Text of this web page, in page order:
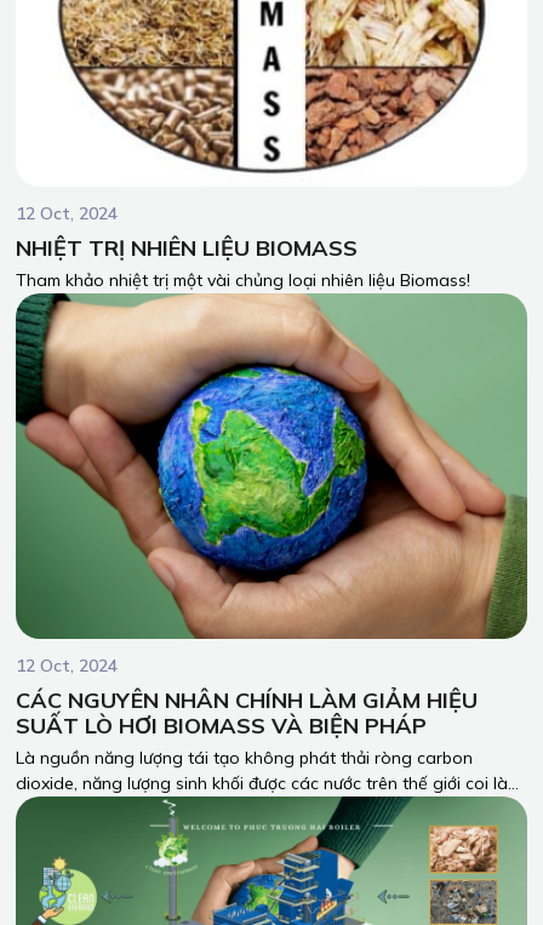
12 Oct, 2024
NHIỆT TRỊ NHIÊN LIỆU BIOMASS
Tham khảo nhiệt trị một vài chủng loại nhiên liệu Biomass!
12 Oct, 2024
CÁC NGUYÊN NHÂN CHÍNH LÀM GIẢM HIỆU
SUẤT LÒ HƠI BIOMASS VÀ BIỆN PHÁP
Là nguồn năng lượng tái tạo không phát thải ròng carbon
dioxide, năng lượng sinh khối được các nước trên thế giới coi là
một trong những biện pháp quan trọng để đạt được quá trình
chuyển đổi năng lượng bền vững. Trong bối cảnh này, nồi hơi, là
thiết bị chuyển đổi năng lượng nhiệt không thể thiếu trong quá
trình phát triển nền kinh tế, đóng vai trò ngày càng quan trọng
trong quá trình sản xuất.